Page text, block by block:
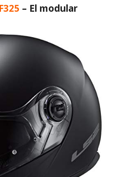
– El modular